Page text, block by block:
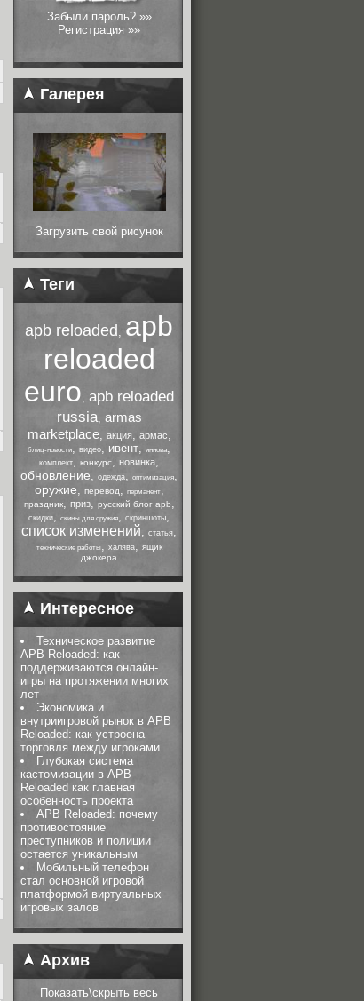
Забыли пароль? »»
Регистрация »»
Галерея
Загрузить свой рисунок
Теги
apb reloaded , apb
reloaded
euro, apb reloaded
russia, armas
marketplace, акция, армас,
блиц-новости, видео, ивент, иннова,
комплект, конкурс, новинка,
обновление, одежда, оптимизация,
оружие, перевод, перманент,
праздник, приз, русский блог apb,
скидки, скины для оружия, скриншоты,
список изменений, статья,
технические работы, халява, ящик
джокера
Интересное
Техническое развитие
APB Reloaded: как
поддерживаются онлайн-
игры на протяжении многих
лет
Экономика и
внутриигровой рынок в APB
Reloaded: как устроена
торговля между игроками
Глубокая система
кастомизации в APB
Reloaded как главная
особенность проекта
APB Reloaded: почему
противостояние
преступников и полиции
остается уникальным
Мобильный телефон
стал основной игровой
платформой виртуальных
игровых залов
Архив
Показать\скрыть весь